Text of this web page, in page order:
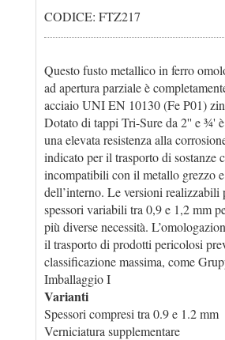
CODICE: FTZ217
Questo fusto metallico in ferro
ad apertura parziale è
acciaio UNI EN 10130 (Fe P01)
Dotato di tappi Tri-Sure da 2'' e ¾'
una elevata resistenza alla
indicato per il trasporto di sostanze
incompatibili con il metallo grezzo
dell’interno. Le versioni realizzabili
spessori variabili tra 0,9 e 1,2 mm
più diverse necessità.
il trasporto di prodotti pericolosi
classificazione massima, come
Imballaggio I
Varianti
Spessori compresi tra 0.9 e 1.2 mm
Verniciatura supplementare